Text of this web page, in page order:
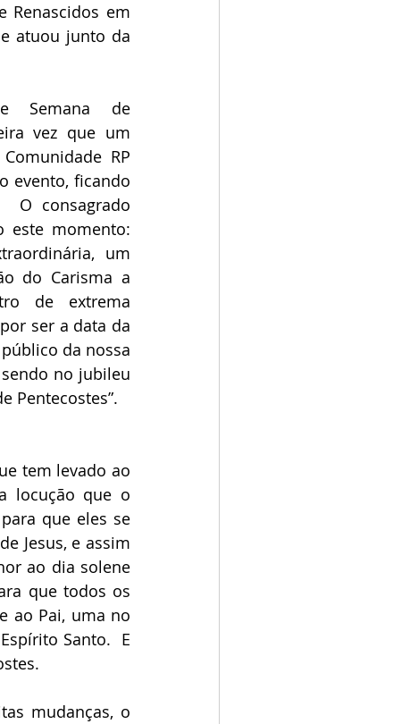
Renascidos em
atuou junto da
Semana de
vez que um
RP
evento, ficando
O consagrado
este momento:
um
do Carisma a
de extrema
ser a data da
da nossa
no jubileu
Pentecostes”.
tem levado ao
locução que o
que eles se
Jesus, e assim
ao dia solene
que todos os
ao Pai, uma no
Santo.  E
mudanças, o